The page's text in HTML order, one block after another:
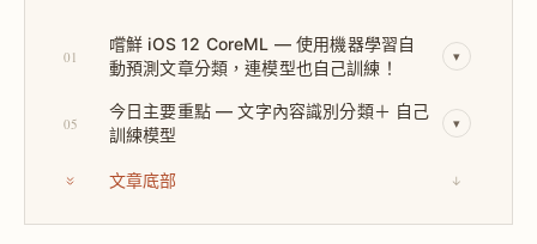
01
嚐鮮 iOS 12 CoreML — 使用機器學習自
動預測文章分類，連模型也自己訓練！
▾
05
今日主要重點 — 文字內容識別分類＋ 自己
訓練模型
▾
文章底部 ↓